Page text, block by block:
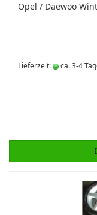
Opel / Daewoo
Lieferzeit: ca. 3-4